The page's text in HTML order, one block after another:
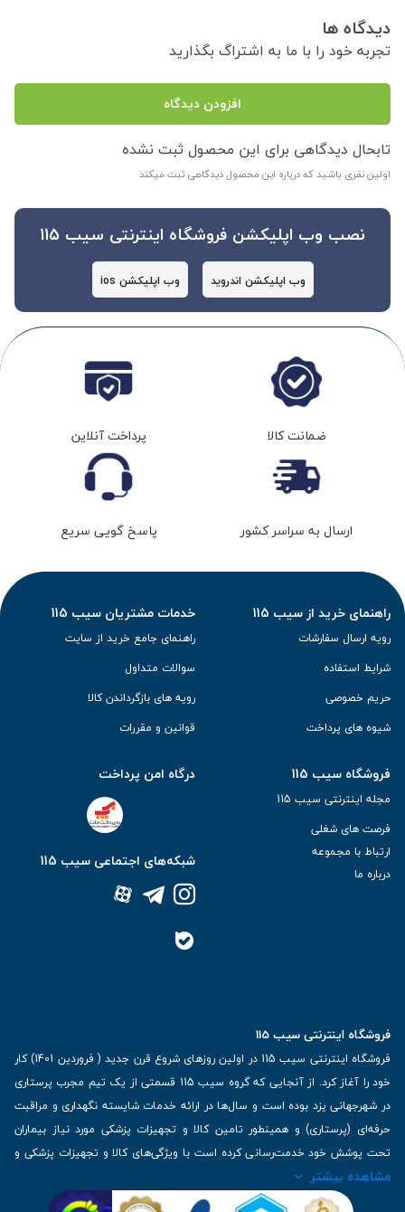
دیدگاه ها
تجربه خود را با ما به اشتراگ بگذارید
افزودن دیدگاه
تابحال دیدگاهی برای این محصول ثبت نشده
اولین نفری باشید که درباره این محصول دیدگاهی ثبت میکند
نصب وب اپلیکشن فروشگاه اینترنتی سیب 115
وب اپلیکشن اندروید وب اپلیکشن ios
ضمانت کالا پرداخت آنلاین
ارسال به سراسر کشور پاسخ گویی سریع
راهنمای خرید از سیب 115
رویه ارسال سفارشات
شرایط استفاده
حریم خصوصی
شیوه های پرداخت
خدمات مشتریان سیب 115
راهنمای جامع خرید از سایت
سوالات متداول
رویه های بازگرداندن کالا
قوانین و مقررات
فروشگاه سیب 115
مجله اینترنتی سیب 115
فرصت های شغلی
ارتباط با مجموعه
درباره ما
درگاه امن پرداخت
شبکه‌های اجتماعی سیب 115
فروشگاه اینترنتی سیب 115
فروشگاه اینترنتی سیب 115 در اولین روزهای شروع قرن جدید ( فروردین 1401) کار
خود را آغاز کرد. از آنجایی که گروه سیب 115 قسمتی از یک تیم مجرب پرستاری
در شهرجهانی یزد بوده است و سال‌ها در ارائه خدمات شایسته نگهداری و مراقبت
حرفه‌ای (پرستاری) و همینطور تامین کالا و تجهیزات پزشکی مورد نیاز بیماران
تحت پوشش خود خدمت‌رسانی کرده است با ویژگی‌های کالا و تجهیزات پزشکی و
برترین برندهای موجود در بازار اطلاعات بسیار ارزشمندی را دارا می‌باشد
مشاهده بیشتر